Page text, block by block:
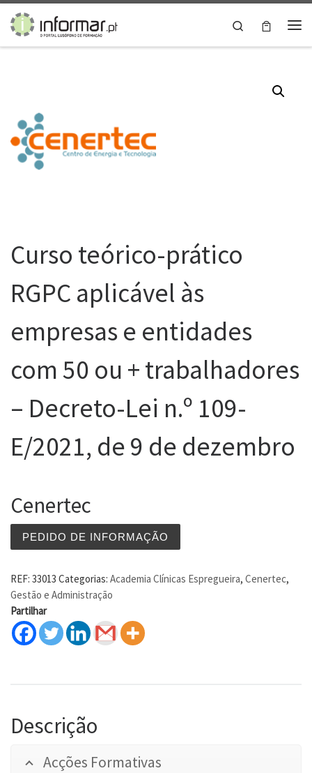
Skip to content
Search
Curso teórico-prático
RGPC aplicável às
empresas e entidades
com 50 ou + trabalhadores
– Decreto-Lei n.º 109-
E/2021, de 9 de dezembro
Cenertec
PEDIDO DE INFORMAÇÃO
REF: 33013 Categorias: Academia Clínicas Espregueira, Cenertec,
Gestão e Administração
Partilhar
Descrição
Acções Formativas